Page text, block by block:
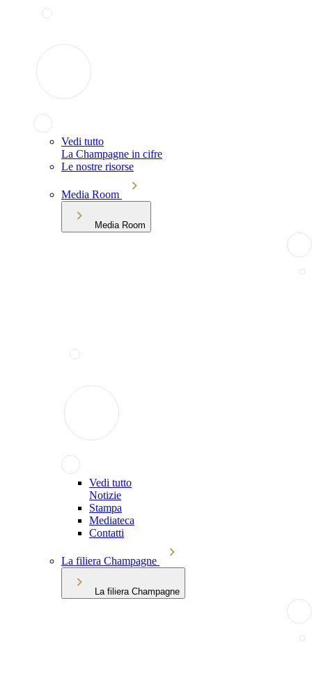
Vedi tutto
La Champagne in cifre
Le nostre risorse
Media Room
Media Room
Vedi tutto
Notizie
Stampa
Mediateca
Contatti
La filiera Champagne
La filiera Champagne